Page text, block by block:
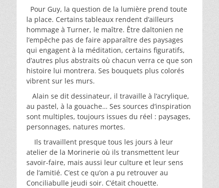
Pour Guy, la question de la lumière prend toute
la place. Certains tableaux rendent d’ailleurs
hommage à Turner, le maître. Être daltonien ne
l’empêche pas de faire apparaître des paysages
qui engagent à la méditation, certains figuratifs,
d’autres plus abstraits où chacun verra ce que son
histoire lui montrera. Ses bouquets plus colorés
vibrent sur les murs.
Alain se dit dessinateur, il travaille à l’acrylique,
au pastel, à la gouache… Ses sources d’inspiration
sont multiples, toujours issues du réel : paysages,
personnages, natures mortes.
Ils travaillent presque tous les jours à leur
atelier de la Morinerie où ils transmettent leur
savoir-faire, mais aussi leur culture et leur sens
de l’amitié. C’est ce qu’on a pu retrouver au
Conciliabulle jeudi soir. C’était chouette.